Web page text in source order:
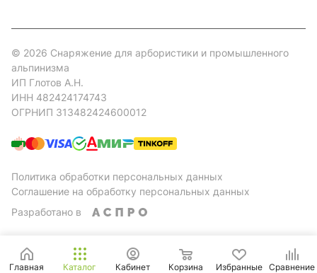
© 2026 Снаряжение для арбористики и промышленного
альпинизма
ИП Глотов А.Н.
ИНН 482424174743
ОГРНИП 313482424600012
Политика обработки персональных данных
Соглашение на обработку персональных данных
Разработано в
Главная Каталог Кабинет Корзина Избранные Сравнение